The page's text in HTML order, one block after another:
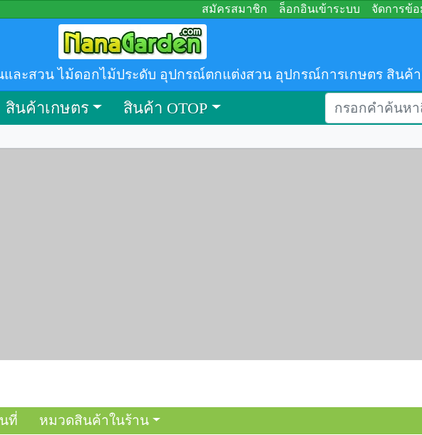
สมัครสมาชิก ล็อกอินเข้าระบบ จัดการข้
ละสวน ไม้ดอกไม้ประดับ อุปกรณ์ตกแต่งสวน อุปกรณ์การเกษตร สินค้า
สินค้าเกษตร สินค้า OTOP
ที่ หมวดสินค้าในร้าน